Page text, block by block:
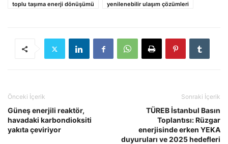
toplu taşıma enerji dönüşümü
yenilenebilir ulaşım çözümleri
Önceki İçerik
Güneş enerjili reaktör,
havadaki karbondioksiti
yakıta çeviriyor
Sonraki İçerik
TÜREB İstanbul Basın
Toplantısı: Rüzgar
enerjisinde erken YEKA
duyuruları ve 2025 hedefleri